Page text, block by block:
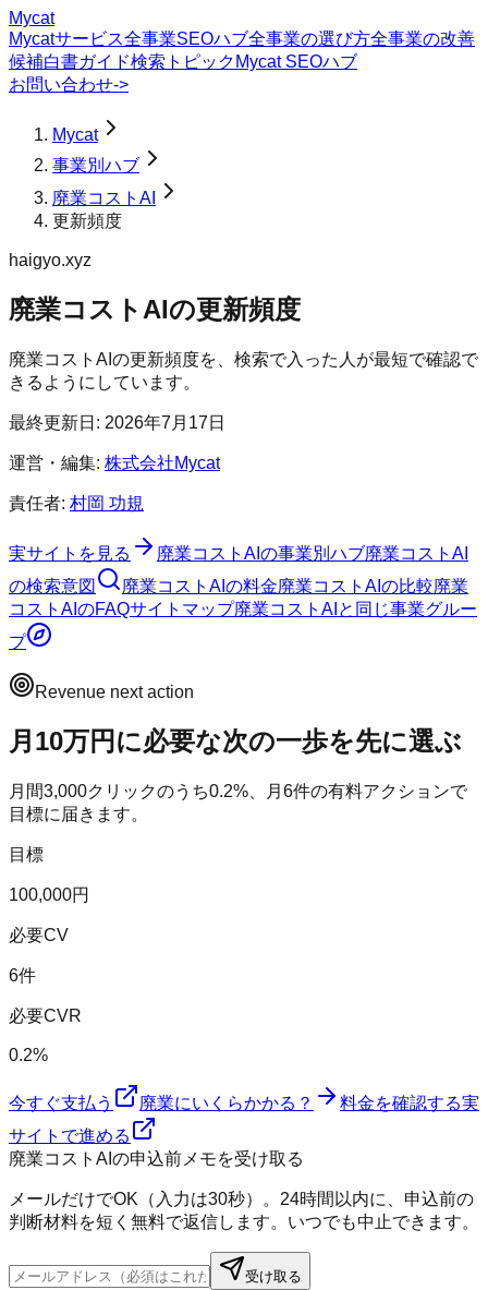
Mycat
Mycatサービス全事業SEOハブ全事業の選び方全事業の改善
候補白書ガイド検索トピック Mycat SEOハブ
お問い合わせ->
Mycat
事業別ハブ
廃業コストAI
更新頻度
haigyo.xyz
廃業コストAIの更新頻度
廃業コストAIの更新頻度を、検索で入った人が最短で確認で
きるようにしています。
最終更新日: 2026年7月17日
運営・編集: 株式会社Mycat
責任者: 村岡 功規
実サイトを見る 廃業コストAI の事業別ハブ廃業コストAI
の検索意図
廃業コストAI の料金廃業コストAI の比較廃業
コストAI のFAQサイトマップ廃業コストAI と同じ事業グルー
プ
Revenue next action
月10万円に必要な次の一歩を先に選ぶ
月間3,000クリックのうち0.2%、月 6件の有料アクションで
目標に届きます。
目標
100,000円
必要CV
6件
必要CVR
0.2%
今すぐ支払う 廃業にいくらかかる？ 料金を確認する実
サイトで進める
廃業コストAIの申込前メモを受け取る
メールだけでOK（入力は30秒）。24時間以内に、申込前の
判断材料を短く無料で返信します。いつでも中止できます。
受け取る